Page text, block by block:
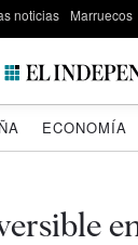
noticias Marruecos
ECONOMÍA